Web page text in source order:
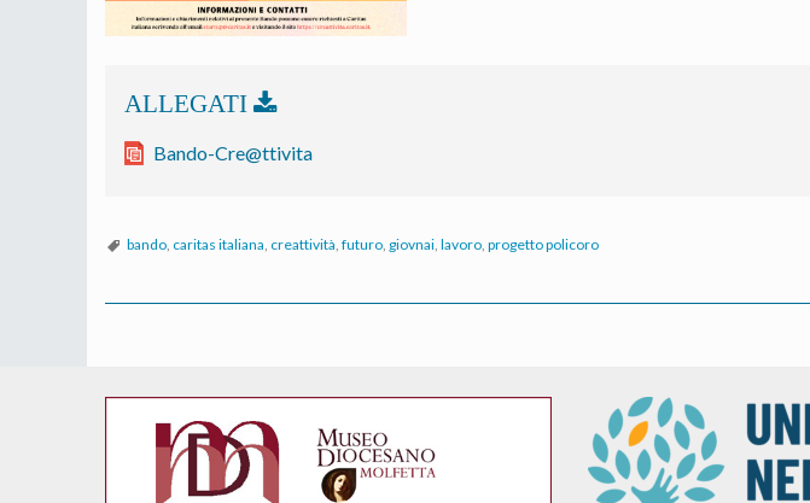
Bando-Cre@ttivita
bando caritas italiana creattività futuro giovnai lavoro progetto policoro
o